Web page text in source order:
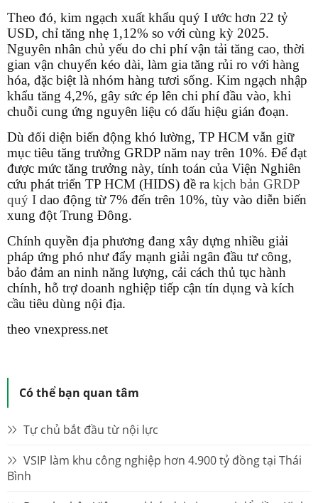
Theo đó, kim ngạch xuất khẩu quý I ước hơn 22 tỷ
USD, chỉ tăng nhẹ 1,12% so với cùng kỳ 2025.
Nguyên nhân chủ yếu do chi phí vận tải tăng cao, thời
gian vận chuyển kéo dài, làm gia tăng rủi ro với hàng
hóa, đặc biệt là nhóm hàng tươi sống. Kim ngạch nhập
khẩu tăng 4,2%, gây sức ép lên chi phí đầu vào, khi
chuỗi cung ứng nguyên liệu có dấu hiệu gián đoạn.
Dù đối diện biến động khó lường, TP HCM vẫn giữ
mục tiêu tăng trưởng GRDP năm nay trên 10%. Để đạt
được mức tăng trưởng này, tính toán của Viện Nghiên
cứu phát triển TP HCM (HIDS) đề ra kịch bản GRDP
quý I dao động từ 7% đến trên 10%, tùy vào diễn biến
xung đột Trung Đông.
Chính quyền địa phương đang xây dựng nhiều giải
pháp ứng phó như đẩy mạnh giải ngân đầu tư công,
bảo đảm an ninh năng lượng, cải cách thủ tục hành
chính, hỗ trợ doanh nghiệp tiếp cận tín dụng và kích
cầu tiêu dùng nội địa.
theo vnexpress.net
Có thể bạn quan tâm
Tự chủ bắt đầu từ nội lực
VSIP làm khu công nghiệp hơn 4.900 tỷ đồng tại Thái
Bình